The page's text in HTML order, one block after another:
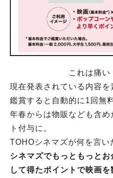
これは痛い
現在発表されている内容
鑑賞すると自動的に1回無
年春からは物販なども含
ト付与に。
TOHOシネマズが何を言い
シネマズでもっともっと
して得たポイントで映画を